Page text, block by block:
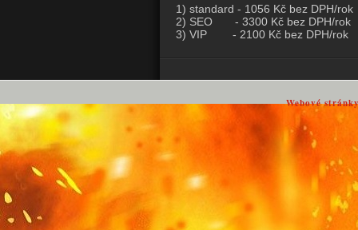
1) standard - 1056 Kč bez DPH/rok
2) SEO - 3300 Kč bez DPH/rok
3) VIP - 2100 Kč bez DPH/rok
Webové